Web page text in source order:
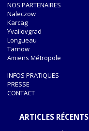
NOS PARTENAIRES
Naleczow
Karcag
Yvailovgrad
Longueau
Tarnow
Amiens Métropole
INFOS PRATIQUES
PRESSE
CONTACT
ARTICLES RÉCENTS